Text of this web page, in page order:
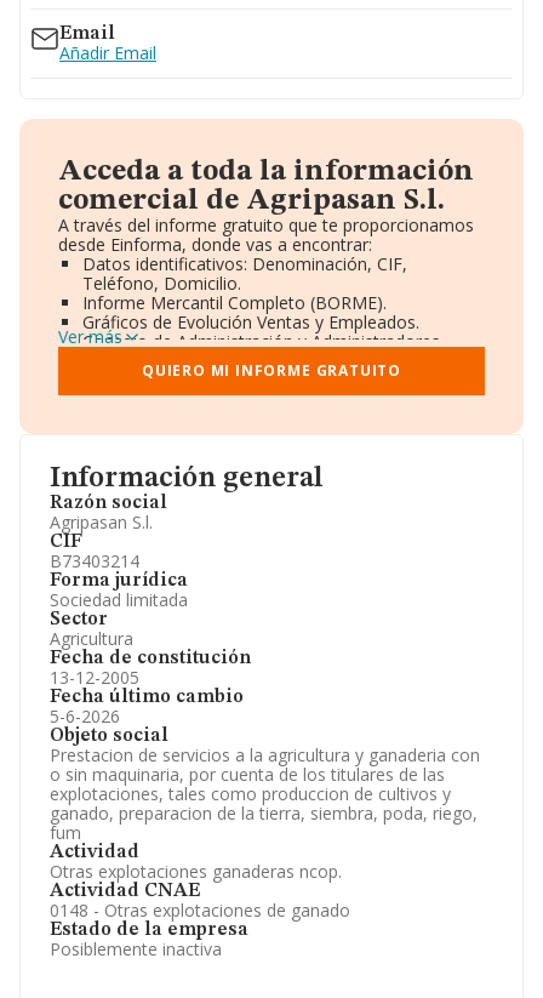
Información general
Razón social
Agripasan S.l.
CIF
B73403214
Forma jurídica
Sociedad limitada
Sector
Agricultura
Fecha de constitución
13-12-2005
Fecha último cambio
5-6-2026
Objeto social
Prestacion de servicios a la agricultura y ganaderia con
o sin maquinaria, por cuenta de los titulares de las
explotaciones, tales como produccion de cultivos y
ganado, preparacion de la tierra, siembra, poda, riego,
fum
Actividad
Otras explotaciones ganaderas ncop.
Actividad CNAE
0148 - Otras explotaciones de ganado
Estado de la empresa
Posiblemente inactiva
Email
Añadir Email
Acceda a toda la información
comercial de Agripasan S.l.
A través del informe gratuito que te proporcionamos
desde Einforma, donde vas a encontrar:
Datos identificativos: Denominación, CIF,
Teléfono, Domicilio.
Informe Mercantil Completo (BORME).
Gráficos de Evolución Ventas y Empleados.
Consejo de Administración y Administradores.
Directivos y Ejecutivos.
Accionistas.
Participaciones y Vinculaciones en otras empresas.
Información oficial y registral complementaria.
Ver más
QUIERO MI INFORME GRATUITO